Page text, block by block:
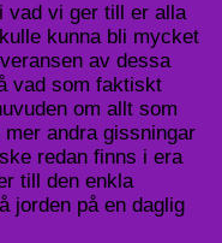
vad vi ger till er alla
kunna bli mycket
av dessa
vad som faktiskt
om allt som
andra gissningar
redan finns i era
till den enkla
jorden på en daglig